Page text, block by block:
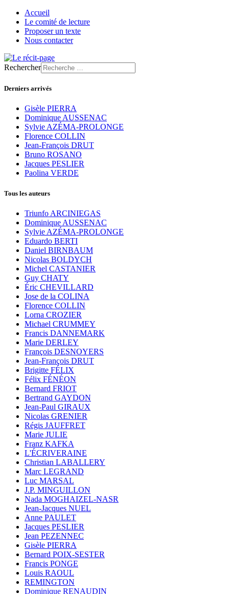
Accueil
Le comité de lecture
Proposer un texte
Nous contacter
Rechercher
Derniers arrivés
Gisèle PIERRA
Dominique AUSSENAC
Sylvie AZÉMA-PROLONGE
Florence COLLIN
Jean-François DRUT
Bruno ROSANO
Jacques PESLIER
Paolina VERDE
Tous les auteurs
Triunfo ARCINIEGAS
Dominique AUSSENAC
Sylvie AZÉMA-PROLONGE
Eduardo BERTI
Daniel BIRNBAUM
Nicolas BOLDYCH
Michel CASTANIER
Guy CHATY
Éric CHEVILLARD
Jose de la COLINA
Florence COLLIN
Lorna CROZIER
Michael CRUMMEY
Francis DANNEMARK
Marie DERLEY
François DESNOYERS
Jean-François DRUT
Brigitte FÉLIX
Félix FÉNÉON
Bernard FRIOT
Bertrand GAYDON
Jean-Paul GIRAUX
Nicolas GRENIER
Régis JAUFFRET
Marie JULIE
Franz KAFKA
L'ÉCRIVERAINE
Christian LABALLERY
Marc LEGRAND
Luc MARSAL
J.P. MINGUILLON
Nada MOGHAIZEL-NASR
Jean-Jacques NUEL
Anne PAULET
Jacques PESLIER
Jean PEZENNEC
Gisèle PIERRA
Bernard POIX-SESTER
Francis PONGE
Louis RAOUL
REMINGTON
Dominique RENAUDIN